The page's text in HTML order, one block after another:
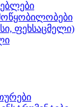
ფეხსაცმელი)